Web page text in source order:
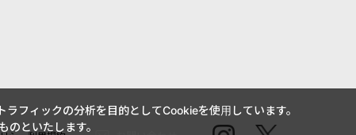
フィックの分析を目的としてCookieを使用しています。
といたします。